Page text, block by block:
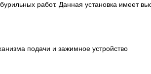
работ. Данная установка имеет
подачи и зажимное устройство